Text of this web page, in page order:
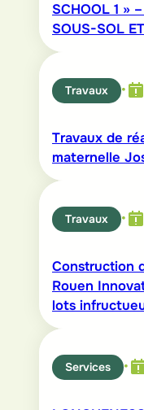
SCHOOL 1 »
SOUS-SOL
Travaux •
Travaux de
maternelle
Travaux •
Construction
Rouen
lots
Services •